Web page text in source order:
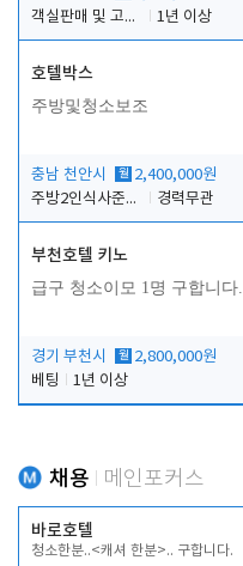
객실판매 및 고객응대
1년 이상
호텔박스
주방및청소보조
충남 천안시 월 2,400,000원
주방2인식사준비및청소린렌보조
경력무관
부천호텔 키노
급구 청소이모 1명 구합니다.
경기 부천시 월 2,800,000원
베팅
1년 이상
채용 메인포커스
바로호텔
청소한분..<캐셔 한분>.. 구합니다.